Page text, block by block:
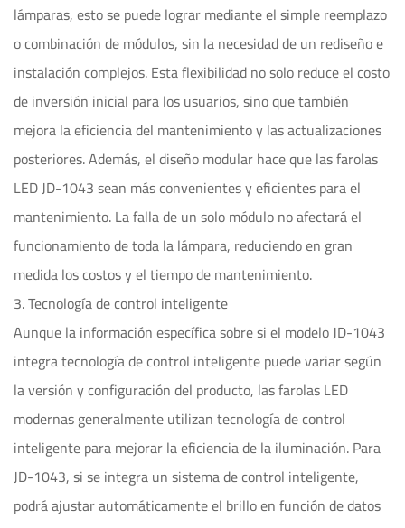
lámparas, esto se puede lograr mediante el simple reemplazo
o combinación de módulos, sin la necesidad de un rediseño e
instalación complejos. Esta flexibilidad no solo reduce el costo
de inversión inicial para los usuarios, sino que también
mejora la eficiencia del mantenimiento y las actualizaciones
posteriores. Además, el diseño modular hace que las farolas
LED JD-1043 sean más convenientes y eficientes para el
mantenimiento. La falla de un solo módulo no afectará el
funcionamiento de toda la lámpara, reduciendo en gran
medida los costos y el tiempo de mantenimiento.
3. Tecnología de control inteligente
Aunque la información específica sobre si el modelo JD-1043
integra tecnología de control inteligente puede variar según
la versión y configuración del producto, las farolas LED
modernas generalmente utilizan tecnología de control
inteligente para mejorar la eficiencia de la iluminación. Para
JD-1043, si se integra un sistema de control inteligente,
podrá ajustar automáticamente el brillo en función de datos